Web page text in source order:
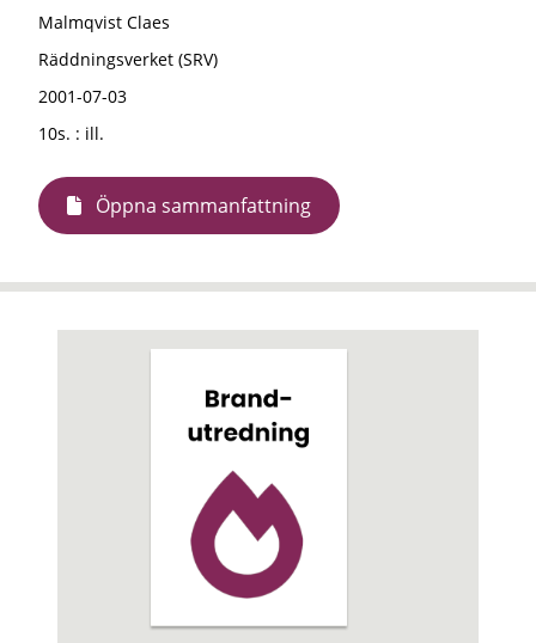
Malmqvist Claes
Räddningsverket (SRV)
2001-07-03
10s. : ill.
Öppna sammanfattning